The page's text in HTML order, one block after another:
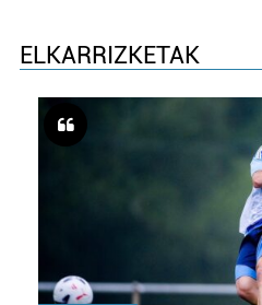
ELKARRIZKETAK